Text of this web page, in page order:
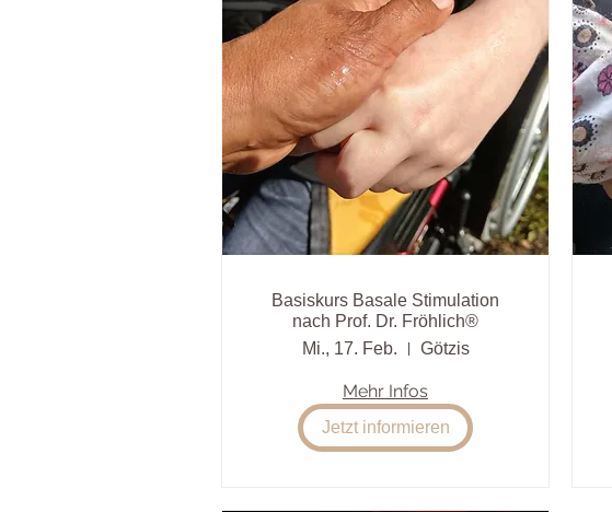
Basiskurs Basale Stimulation
nach Prof. Dr. Fröhlich®
Mi., 17. Feb.
Götzis
Mehr Infos
Jetzt informieren